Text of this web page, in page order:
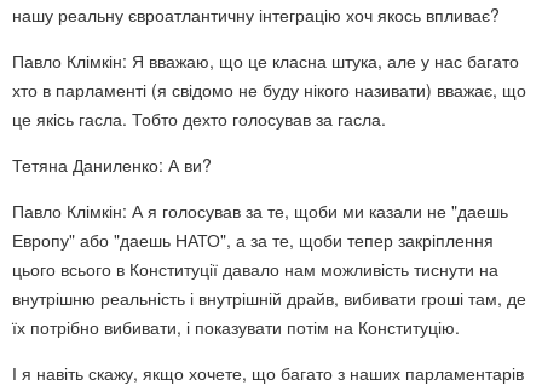
нашу реальну євроатлантичну інтеграцію хоч якось впливає?
Павло Клімкін: Я вважаю, що це класна штука, але у нас багато
хто в парламенті (я свідомо не буду нікого називати) вважає, що
це якісь гасла. Тобто дехто голосував за гасла.
Тетяна Даниленко: А ви?
Павло Клімкін: А я голосував за те, щоби ми казали не "даешь
Европу" або "даешь НАТО", а за те, щоби тепер закріплення
цього всього в Конституції давало нам можливість тиснути на
внутрішню реальність і внутрішній драйв, вибивати гроші там, де
їх потрібно вибивати, і показувати потім на Конституцію.
І я навіть скажу, якщо хочете, що багато з наших парламентарів